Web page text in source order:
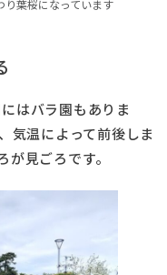
葉桜になっています
はバラ園もありま
気温によって前後しま
見ごろです。